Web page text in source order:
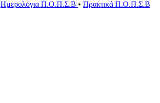
Ημερολόγια Π.Ο.Π.Σ.Β • Πρακτικά Π.Ο.Π.Σ.Β